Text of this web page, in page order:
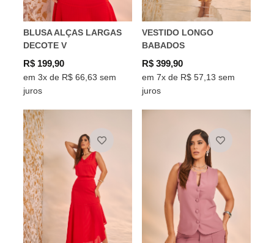
BLUSA ALÇAS LARGAS
DECOTE V
R$ 199,90
em 3x de R$ 66,63 sem
juros
VESTIDO LONGO
BABADOS
R$ 399,90
em 7x de R$ 57,13 sem
juros